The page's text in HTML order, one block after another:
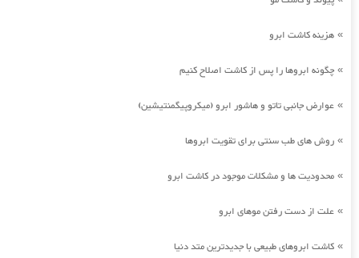
» هزینه کاشت ابرو
» چگونه ابروها را پس از کاشت اصلاح کنیم
» عوارض جانبی تاتو و هاشور ابرو (میکروپیگمنتیشین)
» روش های طب سنتی برای تقویت ابروها
» محدودیت ها و مشکلات موجود در کاشت ابرو
» علت از دست رفتن موهای ابرو
» کاشت ابروهای طبیعی با جدیدترین متد دنیا